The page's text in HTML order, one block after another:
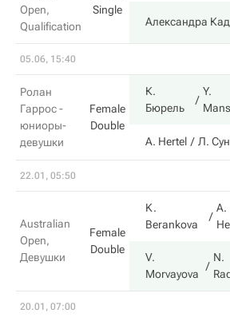
Open,
Qualification
Single
Александра
05.06, 15:40
Ролан
Гаррос -
юниоры-
девушки
Female
Double
К.
Бюрель
Y.
A. Hertel Л. Сун
22.01, 05:50
Australian
Open,
Девушки
Female
Double
K.
Berankova
A.
V.
Morvayova
N.
20.01, 07:00